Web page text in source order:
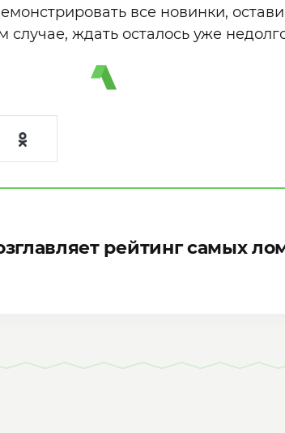
все новинки,
ждать осталось уже
рейтинг самых